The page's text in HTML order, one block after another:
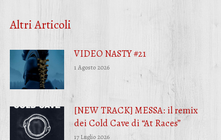
WhatsApp
Altri Articoli
VIDEO NASTY #21
1 Agosto 2026
[NEW TRACK] MESSA: il remix
dei Cold Cave di “At Races”
17 Luglio 2026